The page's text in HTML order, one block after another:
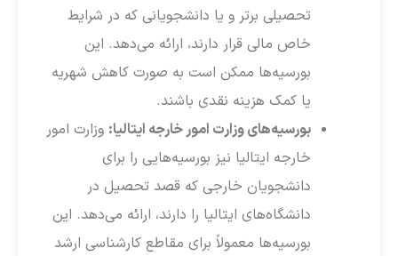
تحصیلی برتر و یا دانشجویانی که در شرایط
خاص مالی قرار دارند، ارائه می‌دهد. این
بورسیه‌ها ممکن است به صورت کاهش شهریه
یا کمک هزینه نقدی باشند.
بورسیه‌های وزارت امور خارجه ایتالیا: وزارت امور
خارجه ایتالیا نیز بورسیه‌هایی را برای
دانشجویان خارجی که قصد تحصیل در
دانشگاه‌های ایتالیا را دارند، ارائه می‌دهد. این
بورسیه‌ها معمولاً برای مقاطع کارشناسی ارشد